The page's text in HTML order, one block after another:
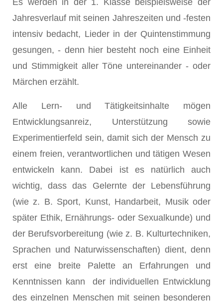
Es werden in der 1. Klasse beispielsweise der
Jahresverlauf mit seinen Jahreszeiten und -festen
intensiv bedacht, Lieder in der Quintenstimmung
gesungen, - denn hier besteht noch eine Einheit
und Stimmigkeit aller Töne untereinander - oder
Märchen erzählt.
Alle Lern- und Tätigkeitsinhalte mögen
Entwicklungsanreiz, Unterstützung sowie
Experimentierfeld sein, damit sich der Mensch zu
einem freien, verantwortlichen und tätigen Wesen
entwickeln kann. Dabei ist es natürlich auch
wichtig, dass das Gelernte der Lebensführung
(wie z. B. Sport, Kunst, Handarbeit, Musik oder
später Ethik, Ernährungs- oder Sexualkunde) und
der Berufsvorbereitung (wie z. B. Kulturtechniken,
Sprachen und Naturwissenschaften) dient, denn
erst eine breite Palette an Erfahrungen und
Kenntnissen kann der individuellen Entwicklung
des einzelnen Menschen mit seinen besonderen